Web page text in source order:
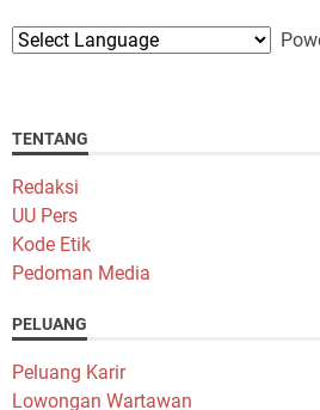
TENTANG
Redaksi
UU Pers
Kode Etik
Pedoman Media
PELUANG
Peluang Karir
Lowongan Wartawan